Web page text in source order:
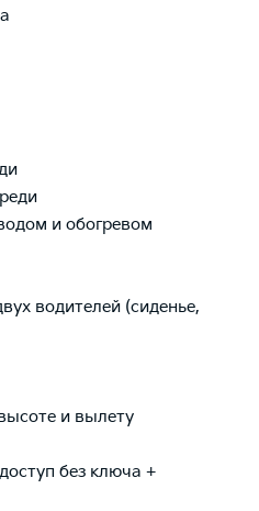
и обогревом
водителей (сиденье,
и вылету
без ключа +